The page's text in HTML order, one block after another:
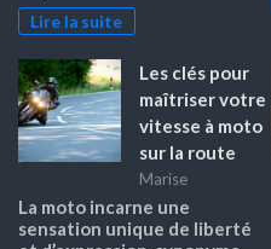
Lire la suite
Les clés pour
maîtriser votre
vitesse à moto
sur la route
Marise
La moto incarne une
sensation unique de liberté